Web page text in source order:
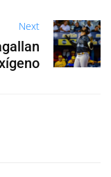
Next